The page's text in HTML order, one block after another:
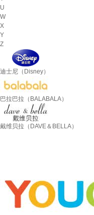
U
W
X
Y
Z
迪士尼（Disney）
巴拉巴拉（BALABALA）
戴维贝拉（DAVE＆BELLA）